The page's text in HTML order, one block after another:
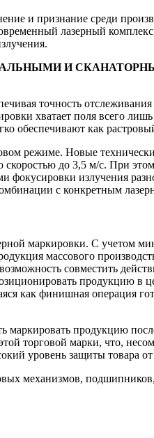
и признание среди
лазерный
И
точность
хватает поля всего
обеспечивают как
режиме. Новые
скоростью до 3,5 м/с. При
излучения
с конкретным
маркировки. С учетом
массового
совместить
продукцию в
как финишная операция
маркировать продукцию
торговой марки, что,
уровень защиты товара
механизмов,